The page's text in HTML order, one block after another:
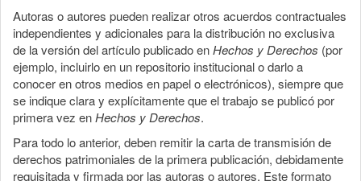
Autoras o autores pueden realizar otros acuerdos contractuales
independientes y adicionales para la distribución no exclusiva
de la versión del artículo publicado enHechos y Derechos (por
ejemplo, incluirlo en un repositorio institucional o darlo a
conocer en otros medios en papel o electrónicos), siempre que
se indique clara y explícitamente que el trabajo se publicó por
primera vez enHechos y Derechos.
Para todo lo anterior, deben remitir la carta de transmisión de
derechos patrimoniales de la primera publicación, debidamente
requisitada y firmada por las autoras o autores. Este formato